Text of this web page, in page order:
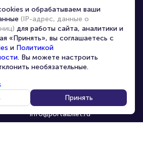
8-800-500-42-62
8-499-226-15-14
info@portalbilet.ru
С 10:00 до 21:00,
и обрабатываем ваши
(IP-адрес, данные о
для работы сайта, аналитики и
«Принять», вы соглашаетесь с
и Политикой
. Вы можете настроить
необязательные.
Принять